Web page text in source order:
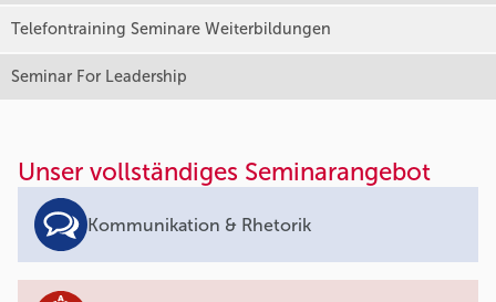
Telefontraining Seminare Weiterbildungen
Seminar For Leadership
Unser vollständiges Seminarangebot
Kommunikation & Rhetorik